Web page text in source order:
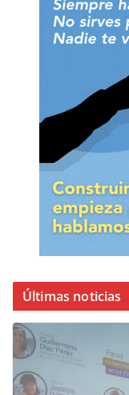
Últimas noticias